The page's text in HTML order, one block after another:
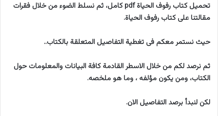
تحميل كتاب رفوف الحياة pdf كامل، ثم نسلط الضوء من خلال فقرات
مقالتنا على كتاب رفوف الحياة.
حيث نستمر معكم فى تغطية التفاصيل المتعلقة بالكتاب..
ثم نرصد لكم من خلال الاسطر القادمة كافة البيانات والمعلومات حول
الكتاب، ومن يكون مؤلفه ، وما هو ملخصه.
لكن لنبدأ برصد التفاصيل الان.